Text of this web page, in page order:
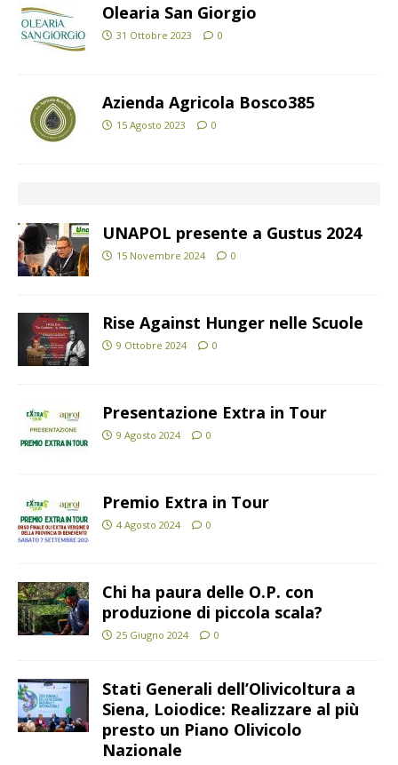
Olearia San Giorgio
31 Ottobre 2023 0
Azienda Agricola Bosco385
15 Agosto 2023 0
UNAPOL presente a Gustus 2024
15 Novembre 2024 0
Rise Against Hunger nelle Scuole
9 Ottobre 2024 0
Presentazione Extra in Tour
9 Agosto 2024 0
Premio Extra in Tour
4 Agosto 2024 0
Chi ha paura delle O.P. con
produzione di piccola scala?
25 Giugno 2024 0
Stati Generali dell’Olivicoltura a
Siena, Loiodice: Realizzare al più
presto un Piano Olivicolo
Nazionale